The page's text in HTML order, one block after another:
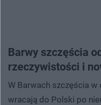
Barwy szczęścia
rzeczywistości i
W Barwach szczęścia
wracają do Polski po